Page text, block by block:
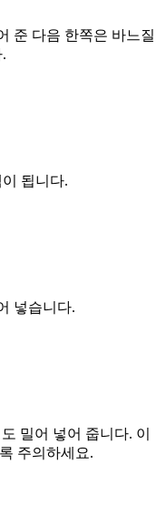
준 다음 한쪽은 바느질
됩니다.
넣습니다.
밀어 넣어 줍니다. 이
주의하세요.